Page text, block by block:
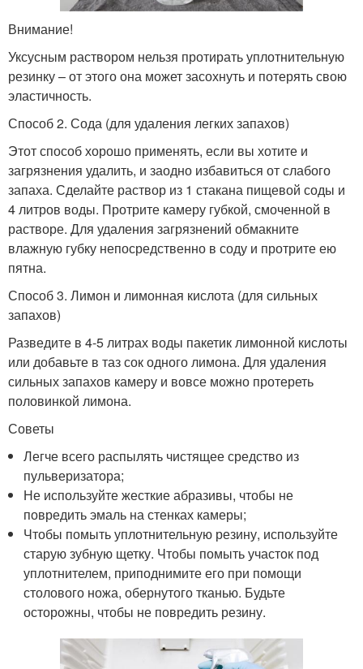
Внимание!
Уксусным раствором нельзя протирать уплотнительную
резинку – от этого она может засохнуть и потерять свою
эластичность.
Способ 2. Сода (для удаления легких запахов)
Этот способ хорошо применять, если вы хотите и
загрязнения удалить, и заодно избавиться от слабого
запаха. Сделайте раствор из 1 стакана пищевой соды и
4 литров воды. Протрите камеру губкой, смоченной в
растворе. Для удаления загрязнений обмакните
влажную губку непосредственно в соду и протрите ею
пятна.
Способ 3. Лимон и лимонная кислота (для сильных
запахов)
Разведите в 4-5 литрах воды пакетик лимонной кислоты
или добавьте в таз сок одного лимона. Для удаления
сильных запахов камеру и вовсе можно протереть
половинкой лимона.
Советы
Легче всего распылять чистящее средство из
пульверизатора;
Не используйте жесткие абразивы, чтобы не
повредить эмаль на стенках камеры;
Чтобы помыть уплотнительную резину, используйте
старую зубную щетку. Чтобы помыть участок под
уплотнителем, приподнимите его при помощи
столового ножа, обернутого тканью. Будьте
осторожны, чтобы не повредить резину.